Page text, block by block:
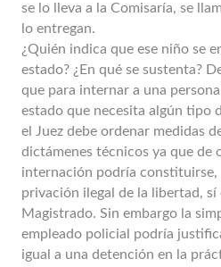
se lo lleva a la Comisaría, se
lo entregan.
¿Quién indica que ese niño se
estado? ¿En qué se sustenta?
que para internar a una
estado que necesita algún tipo
el Juez debe ordenar medidas
dictámenes técnicos ya que de
internación podría constituirse,
privación ilegal de la libertad, sí
Magistrado. Sin embargo la
empleado policial podría
igual a una detención en la